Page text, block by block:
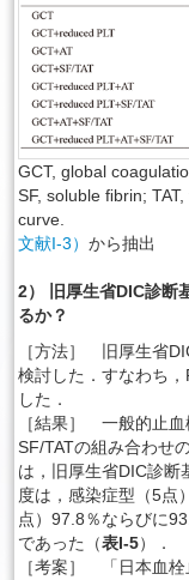
GCT, global
SF, soluble ﬁbrin;
curve.
文献I-3） から抽出
2） 旧厚生省DIC診断
るか？
［方法］ 旧厚生省
検討した．すなわち
した．
［結果］ 一般的止
SF/TATの組み合わせ
は，旧厚生省DIC診断
度は，感染症型（5点
点）97.8％ならびに
であった（表I-5）．
［考案］ 「日本血